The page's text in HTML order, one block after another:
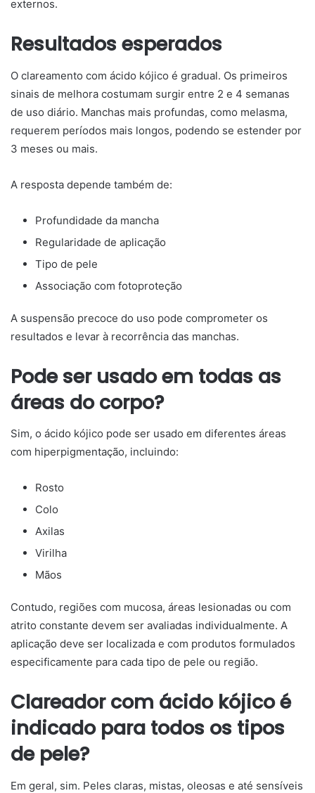
externos.
Resultados esperados
O clareamento com ácido kójico é gradual. Os primeiros
sinais de melhora costumam surgir entre 2 e 4 semanas
de uso diário. Manchas mais profundas, como melasma,
requerem períodos mais longos, podendo se estender por
3 meses ou mais.
A resposta depende também de:
Profundidade da mancha
Regularidade de aplicação
Tipo de pele
Associação com fotoproteção
A suspensão precoce do uso pode comprometer os
resultados e levar à recorrência das manchas.
Pode ser usado em todas as
áreas do corpo?
Sim, o ácido kójico pode ser usado em diferentes áreas
com hiperpigmentação, incluindo:
Rosto
Colo
Axilas
Virilha
Mãos
Contudo, regiões com mucosa, áreas lesionadas ou com
atrito constante devem ser avaliadas individualmente. A
aplicação deve ser localizada e com produtos formulados
especificamente para cada tipo de pele ou região.
Clareador com ácido kójico é
indicado para todos os tipos
de pele?
Em geral, sim. Peles claras, mistas, oleosas e até sensíveis